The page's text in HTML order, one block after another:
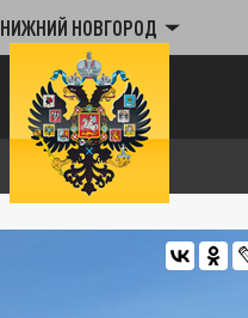
НИЖНИЙ НОВГОРОД